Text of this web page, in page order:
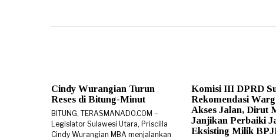
Cindy Wurangian Turun
Reses di Bitung-Minut
BITUNG, TERASMANADO.COM –
Legislator Sulawesi Utara, Priscilla
Cindy Wurangian MBA menjalankan
Komisi III DPRD
Rekomendasi
Akses Jalan, Dirut
Janjikan Perbaiki
Eksisting Milik